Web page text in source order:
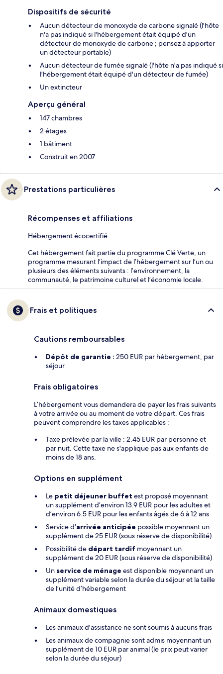
Dispositifs de sécurité
Aucun détecteur de monoxyde de carbone signalé (l'hôte
n'a pas indiqué si l'hébergement était équipé d'un
détecteur de monoxyde de carbone ; pensez à apporter
un détecteur portable)
Aucun détecteur de fumée signalé (l'hôte n'a pas indiqué si
l'hébergement était équipé d'un détecteur de fumée)
Un extincteur
Aperçu général
147 chambres
2 étages
1 bâtiment
Construit en 2007
Prestations particulières
Récompenses et affiliations
Hébergement écocertifié
Cet hébergement fait partie du programme Clé Verte, un
programme mesurant l’impact de l’hébergement sur l’un ou
plusieurs des éléments suivants : l’environnement, la
communauté, le patrimoine culturel et l’économie locale.
Frais et politiques
Cautions remboursables
Dépôt de garantie : 250 EUR par hébergement, par
séjour
Frais obligatoires
L’hébergement vous demandera de payer les frais suivants
à votre arrivée ou au moment de votre départ. Ces frais
peuvent comprendre les taxes applicables :
Taxe prélevée par la ville : 2.45 EUR par personne et
par nuit. Cette taxe ne s'applique pas aux enfants de
moins de 18 ans.
Options en supplément
Le petit déjeuner buffet est proposé moyennant
un supplément d’environ 13.9 EUR pour les adultes et
d’environ 6.5 EUR pour les enfants âgés de 6 à 12 ans
Service d'arrivée anticipée possible moyennant un
supplément de 25 EUR (sous réserve de disponibilité)
Possibilité de départ tardif moyennant un
supplément de 20 EUR (sous réserve de disponibilité)
Un service de ménage est disponible moyennant un
supplément variable selon la durée du séjour et la taille
de l’unité d’hébergement
Animaux domestiques
Les animaux d'assistance ne sont soumis à aucuns frais
Les animaux de compagnie sont admis moyennant un
supplément de 10 EUR par animal (le prix peut varier
selon la durée du séjour)